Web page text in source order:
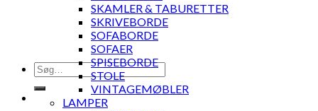
Søg
efter:
SKAMLER & TABURETTER
SKRIVEBORDE
SOFABORDE
SOFAER
SPISEBORDE
STOLE
VINTAGEMØBLER
LAMPER